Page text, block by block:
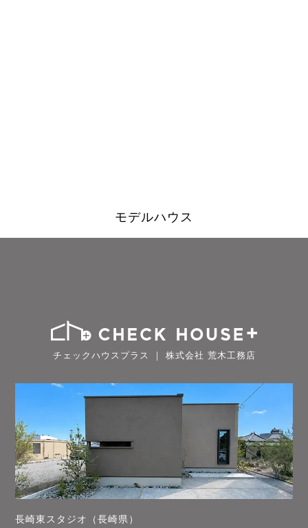
モデルハウス
チェックハウスプラス ｜ 株式会社 荒木工務店
長崎東スタジオ（長崎県）